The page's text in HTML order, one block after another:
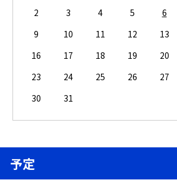
2
3 4 5 6
9
10 11 12 13
16
17 18 19 20
23
24 25 26 27
30
31
予定